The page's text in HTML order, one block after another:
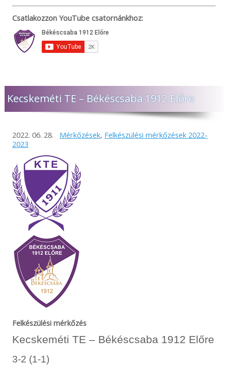
Csatlakozzon YouTube csatornánkhoz:
Kecskeméti TE – Békéscsaba 1912 Előre
2022. 06. 28. Mérkőzések, Felkészülési mérkőzések 2022-
2023
Felkészülési mérkőzés
Kecskeméti TE – Békéscsaba 1912 Előre
3-2 (1-1)